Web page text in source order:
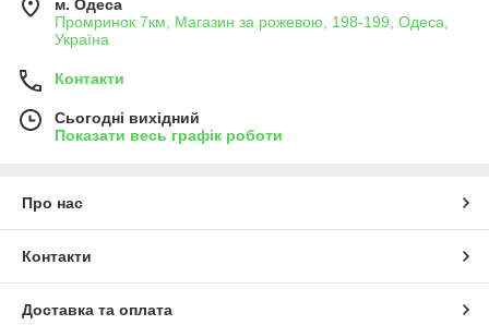
м. Одеса
Промринок 7км, Магазин за рожевою, 198-199, Одеса,
Україна
Контакти
Сьогодні вихідний
Показати весь графік роботи
Про нас
Контакти
Доставка та оплата